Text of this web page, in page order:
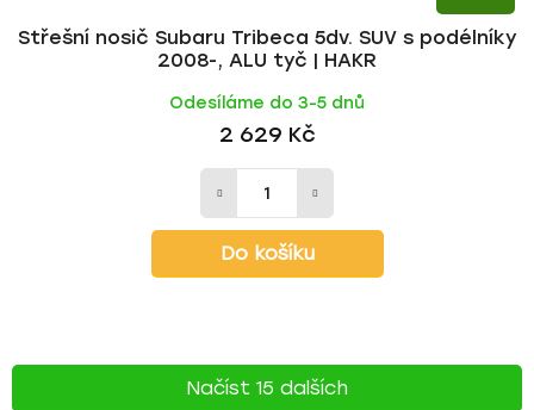
Střešní nosič Subaru Tribeca 5dv. SUV s podélníky
2008-, ALU tyč | HAKR
Odesíláme do 3-5 dnů
2 629 Kč
Do košíku
Načíst 15 dalších